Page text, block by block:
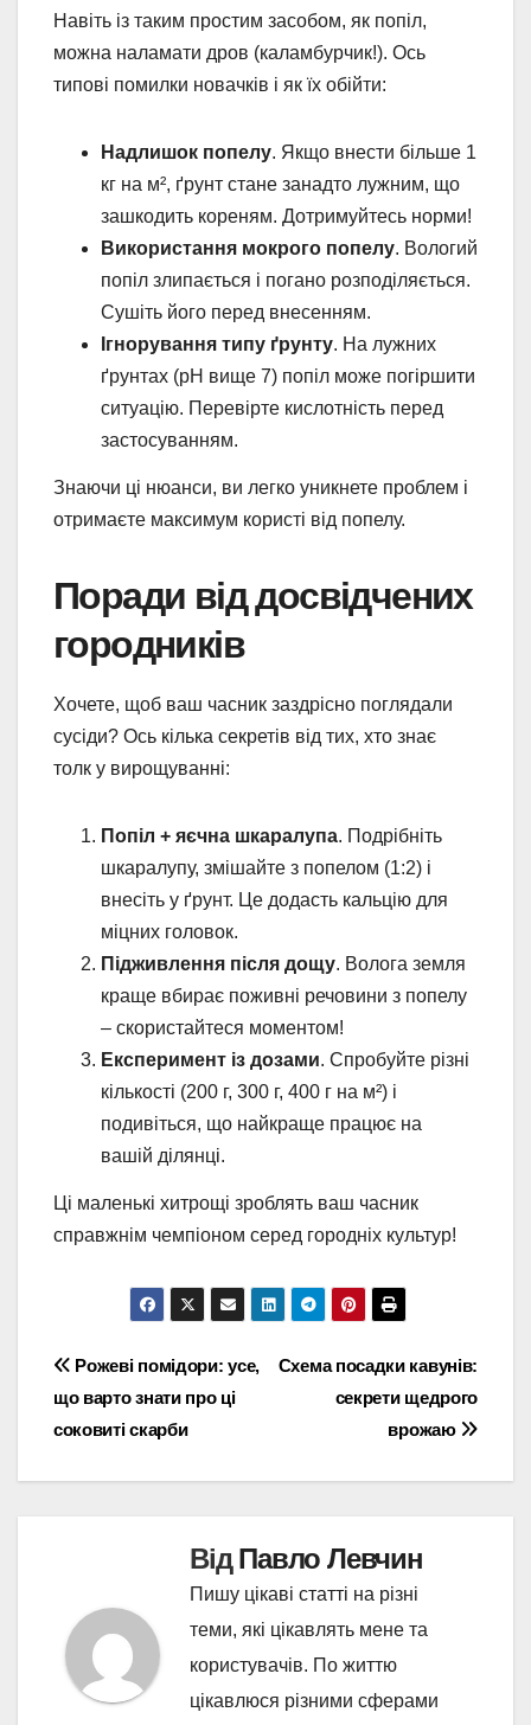
Навіть із таким простим засобом, як попіл,
можна наламати дров (каламбурчик!). Ось
типові помилки новачків і як їх обійти:
Надлишок попелу. Якщо внести більше 1
кг на м², ґрунт стане занадто лужним, що
зашкодить кореням. Дотримуйтесь норми!
Використання мокрого попелу. Вологий
попіл злипається і погано розподіляється.
Сушіть його перед внесенням.
Ігнорування типу ґрунту. На лужних
ґрунтах (pH вище 7) попіл може погіршити
ситуацію. Перевірте кислотність перед
застосуванням.
Знаючи ці нюанси, ви легко уникнете проблем і
отримаєте максимум користі від попелу.
Поради від досвідчених
городників
Хочете, щоб ваш часник заздрісно поглядали
сусіди? Ось кілька секретів від тих, хто знає
толк у вирощуванні:
Попіл + яєчна шкаралупа. Подрібніть
шкаралупу, змішайте з попелом (1:2) і
внесіть у ґрунт. Це додасть кальцію для
міцних головок.
Підживлення після дощу. Волога земля
краще вбирає поживні речовини з попелу
– скористайтеся моментом!
Експеримент із дозами. Спробуйте різні
кількості (200 г, 300 г, 400 г на м²) і
подивіться, що найкраще працює на
вашій ділянці.
Ці маленькі хитрощі зроблять ваш часник
справжнім чемпіоном серед городніх культур!
Навігація
записів
Схема посадки кавунів:
секрети щедрого
врожаю
Рожеві помідори: усе,
що варто знати про ці
соковиті скарби
ВідПавло Левчин
Пишу цікаві статті на різні
теми, які цікавлять мене та
користувачів. По життю
цікавлюся різними сферами